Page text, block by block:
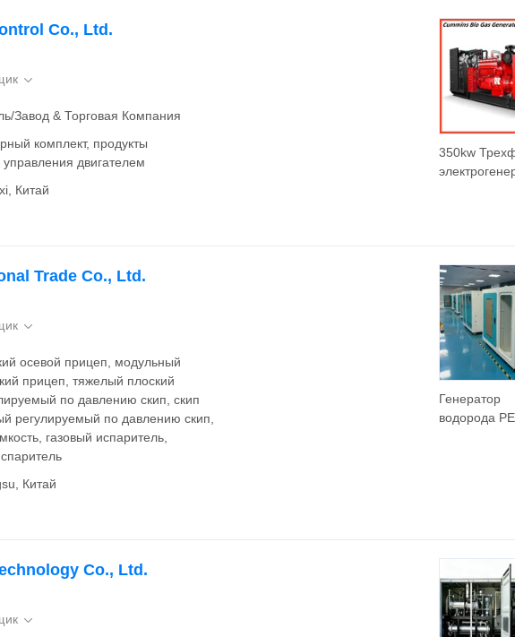
350kw
Азот
охлаждение
комплект
комплект
Co., Ltd.

Завод & Торговая Компания
комплект, продукты
управления двигателем
Китай
Генератор
водорода
Trade Co., Ltd.

осевой прицеп, модульный
прицеп, тяжелый плоский
по давлению скип, скип
регулируемый по давлению скип,
газовый испаритель,
Китай
Co., Ltd.
